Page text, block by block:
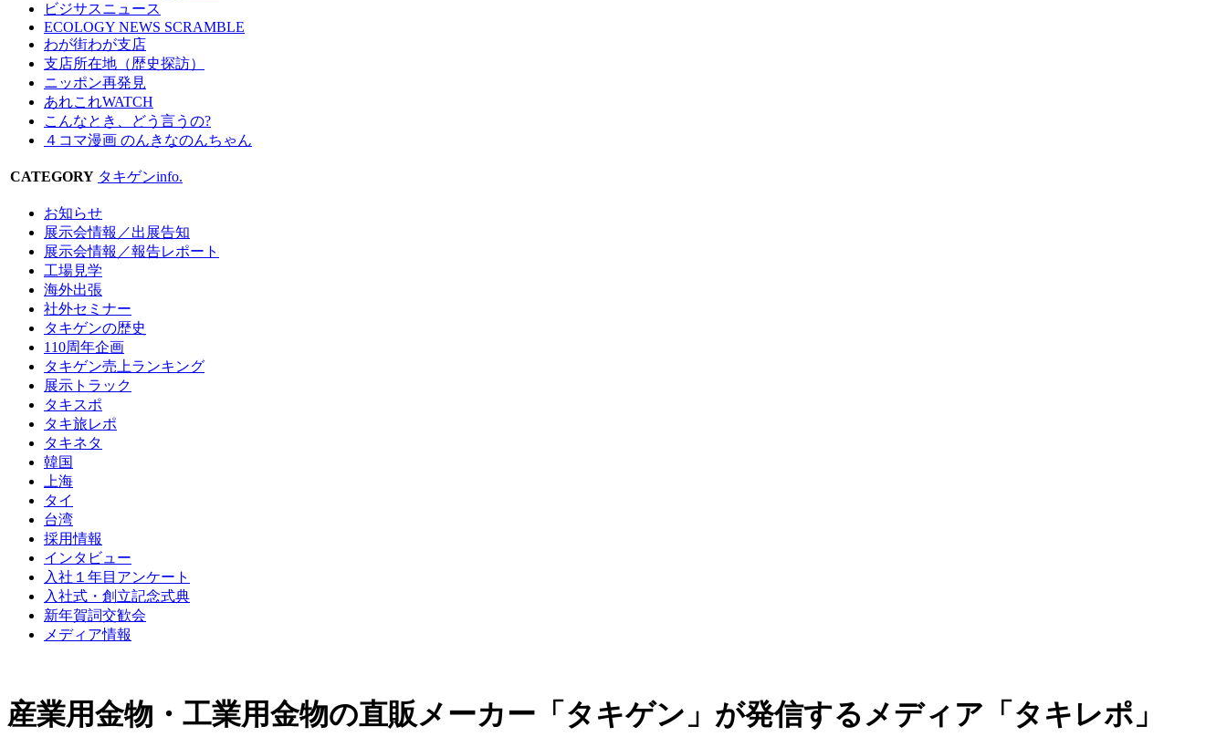
ビジサスニュース
ECOLOGY NEWS SCRAMBLE
わが街わが支店
支店所在地（歴史探訪）
ニッポン再発見
あれこれWATCH
こんなとき、どう言うの?
４コマ漫画 のんきなのんちゃん
CATEGORY タキゲンinfo.
お知らせ
展示会情報／出展告知
展示会情報／報告レポート
工場見学
海外出張
社外セミナー
タキゲンの歴史
110周年企画
タキゲン売上ランキング
展示トラック
タキスポ
タキ旅レポ
タキネタ
韓国
上海
タイ
台湾
採用情報
インタビュー
入社１年目アンケート
入社式・創立記念式典
新年賀詞交歓会
メディア情報
産業用金物・工業用金物の直販メーカー「タキゲン」が発信するメディア「タキレポ」